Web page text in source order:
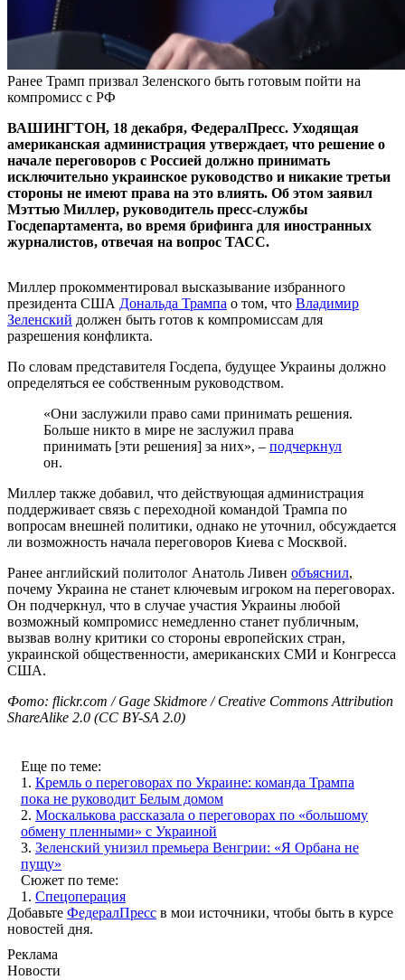
Ранее Трамп призвал Зеленского быть готовым пойти на
компромисс с РФ
ВАШИНГТОН, 18 декабря, ФедералПресс. Уходящая
американская администрация утверждает, что решение о
начале переговоров с Россией должно принимать
исключительно украинское руководство и никакие третьи
стороны не имеют права на это влиять. Об этом заявил
Мэттью Миллер, руководитель пресс-службы
Госдепартамента, во время брифинга для иностранных
журналистов, отвечая на вопрос ТАСС.
Миллер прокомментировал высказывание избранного
президента США Дональда Трампа о том, что Владимир
Зеленский должен быть готов к компромиссам для
разрешения конфликта.
По словам представителя Госдепа, будущее Украины должно
определяться ее собственным руководством.
«‎Они заслужили право сами принимать решения.
Больше никто в мире не заслужил права
принимать [эти решения] за них», – подчеркнул
он.
Миллер также добавил, что действующая администрация
поддерживает связь с переходной командой Трампа по
вопросам внешней политики, однако не уточнил, обсуждается
ли возможность начала переговоров Киева с Москвой.
Ранее английский политолог Анатоль Ливен объяснил,
почему Украина не станет ключевым игроком на переговорах.
Он подчеркнул, что в случае участия Украины любой
возможный компромисс немедленно станет публичным,
вызвав волну критики со стороны европейских стран,
украинской общественности, американских СМИ и Конгресса
США.
Фото: flickr.com / Gage Skidmore / Creative Commons Attribution
ShareAlike 2.0 (CC BY-SA 2.0)
Еще по теме:
1. Кремль о переговорах по Украине: команда Трампа
пока не руководит Белым домом
2. Москалькова рассказала о переговорах по «большому
обмену пленными» с Украиной
3. Зеленский унизил премьера Венгрии: «Я Орбана не
пущу»
Сюжет по теме:
1. Спецоперация
Добавьте ФедералПресс в мои источники, чтобы быть в курсе
новостей дня.
Реклама
Новости